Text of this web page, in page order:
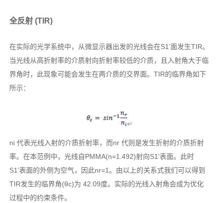
全反射 (TIR)
在实际的光学系统中，从微显示器出发的光线会在S1’面发生TIR。
当光线从高折射率的介质射向折射率较低的介质，且入射角大于临
界角时，此现象可能会发生在两介质的交界面。TIR的临界角如下
所示：
ni 代表光线入射的介质折射率，而nr 代则是发生折射的介质折射
率。在本范例中，光线自PMMA(n=1.492)射向S1’表面。此时
S1’表面的外侧为空气，因此nr=1。由以上的关系式我们可以得到
TIR发生的临界角(θc)为 42.09度。实际的光线入射角会成为优化
过程中的约束条件。